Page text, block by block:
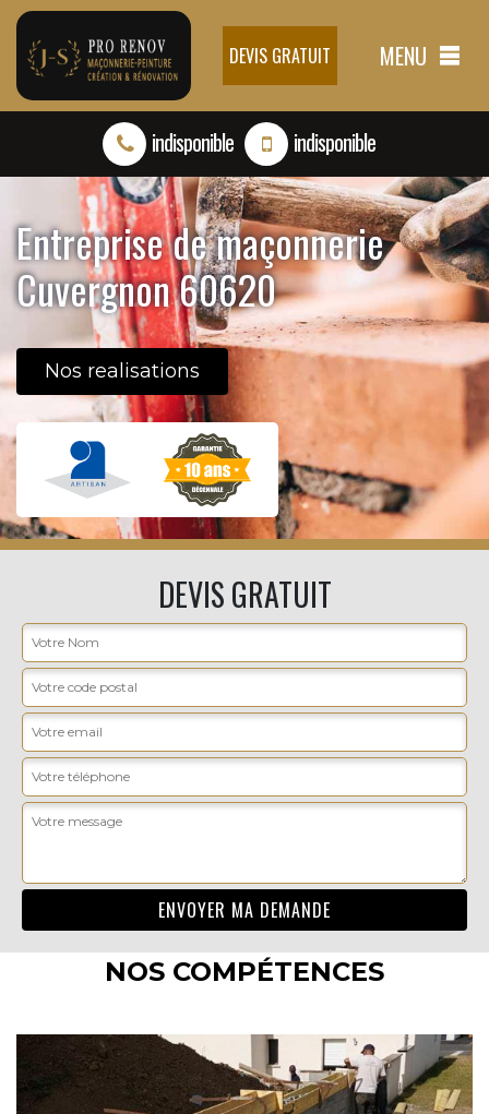
DEVIS GRATUIT MENU
indisponible indisponible
Entreprise de maçonnerie
Cuvergnon 60620
Nos realisations
DEVIS GRATUIT
NOS COMPÉTENCES